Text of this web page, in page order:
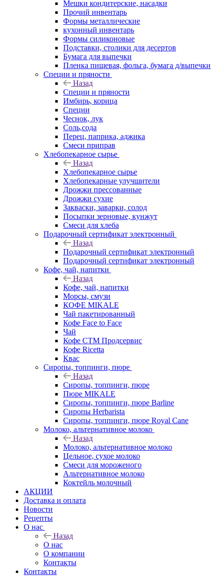
Мешки кондитерские, насадки
Прочий инвентарь
Формы металлические
кухонный инвентарь
Формы силиконовые
Подставки, столики для десертов
Бумага для выпечки
Пленка пищевая, фольга, бумага д/выпечки
Специи и пряности
Назад
Специи и пряности
Имбирь, корица
Специи
Чеснок, лук
Соль,сода
Перец, паприка, аджика
Смеси приправ
Хлебопекарное сырье
Назад
Хлебопекарное сырье
Хлебопекарные улучшители
Дрожжи прессованные
Дрожжи сухие
Закваски, заварки, солод
Посыпки зерновые, кунжут
Смеси для хлеба
Подарочный сертификат электронный
Назад
Подарочный сертификат электронный
Подарочный сертификат электронный
Кофе, чай, напитки
Назад
Кофе, чай, напитки
Морсы, смузи
КОФЕ MIKALE
Чай пакетированный
Кофе Face to Face
Чай
Кофе СТМ Продсервис
Кофе Ricetta
Квас
Сиропы, топпинги, пюре
Назад
Сиропы, топпинги, пюре
Пюре MIKALE
Сиропы, топпинги, пюре Barline
Сиропы Herbarista
Сиропы, топпинги, пюре Royal Cane
Молоко, альтернативное молоко
Назад
Молоко, альтернативное молоко
Цельное, сухое молоко
Смеси для мороженого
Альтернативное молоко
Коктейль молочный
АКЦИИ
Доставка и оплата
Новости
Рецепты
О нас
Назад
О нас
О компании
Контакты
Контакты